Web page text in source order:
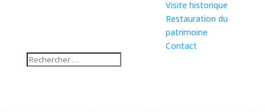
Visite historique
Restauration du
patrimoine
Contact